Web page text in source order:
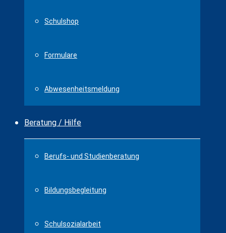
Schulshop
Formulare
Abwesenheitsmeldung
Beratung / Hilfe
Berufs- und Studienberatung
Bildungsbegleitung
Schulsozialarbeit